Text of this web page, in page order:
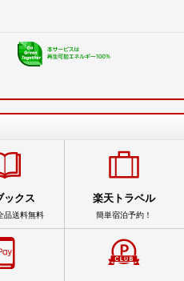
ックス
品送料無料
楽天トラベル
簡単宿泊予約！